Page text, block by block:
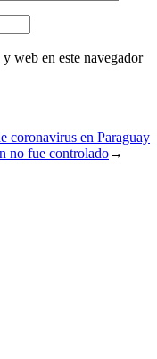
web en este navegador
coronavirus en Paraguay
no fue controlado→